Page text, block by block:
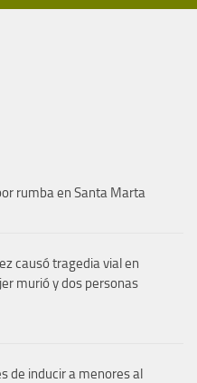
rumba en Santa Marta
causó tragedia vial en
murió y dos personas
de inducir a menores al